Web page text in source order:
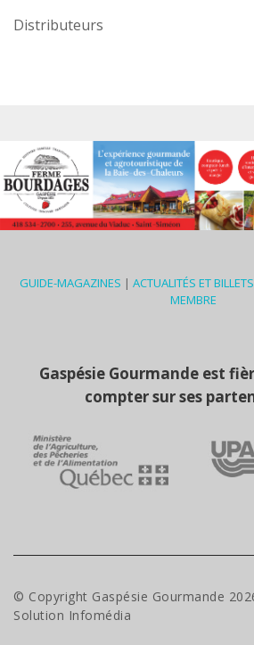
Distributeurs
GUIDE-MAGAZINES | ACTUALITÉS ET
MEMBRE
Gaspésie Gourmande est
compter sur ses
© Copyright Gaspésie Gourmande
Solution Infomédia